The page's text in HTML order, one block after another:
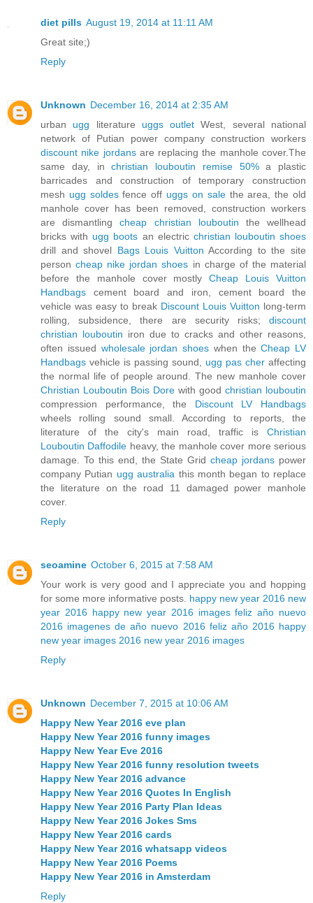
diet pills August 19, 2014 at 11:11 AM
Great site;)
Reply
Unknown December 16, 2014 at 2:35 AM
urban ugg literature uggs outlet West, several national
network of Putian power company construction workers
discount nike jordansare replacing the manhole cover.The
same day, inchristian louboutin remise 50%a plastic
barricades and construction of temporary construction
mesh ugg soldesfence off uggs on salethe area, the old
manhole cover has been removed, construction workers
are dismantlingcheap christian louboutin the wellhead
bricks with ugg boots an electric christian louboutin shoes
drill and shovel Bags Louis Vuitton According to the site
personcheap nike jordan shoes in charge of the material
before the manhole cover mostlyCheap Louis Vuitton
Handbags cement board and iron, cement board the
vehicle was easy to break Discount Louis Vuitton long-term
rolling, subsidence, there are security risks; discount
christian louboutin iron due to cracks and other reasons,
often issued wholesale jordan shoes when theCheap LV
Handbags vehicle is passing sound, ugg pas cher affecting
the normal life of people around. The new manhole cover
Christian Louboutin Bois Dore with good christian louboutin
compression performance, the Discount LV Handbags
wheels rolling sound small. According to reports, the
literature of the city's main road, traffic is Christian
Louboutin Daffodile heavy, the manhole cover more serious
damage. To this end, the State Grid cheap jordans power
company Putian ugg australia this month began to replace
the literature on the road 11 damaged power manhole
cover.
Reply
seoamine October 6, 2015 at 7:58 AM
Your work is very good and I appreciate you and hopping
for some more informative posts. happy new year 2016 new
year 2016 happy new year 2016 images feliz año nuevo
2016 imagenes de año nuevo 2016 feliz año 2016 happy
new year images 2016 new year 2016 images
Reply
Unknown December 7, 2015 at 10:06 AM
Happy New Year 2016 eve plan
Happy New Year 2016 funny images
Happy New Year Eve 2016
Happy New Year 2016 funny resolution tweets
Happy New Year 2016 advance
Happy New Year 2016 Quotes In English
Happy New Year 2016 Party Plan Ideas
Happy New Year 2016 Jokes Sms
Happy New Year 2016 cards
Happy New Year 2016 whatsapp videos
Happy New Year 2016 Poems
Happy New Year 2016 in Amsterdam
Reply